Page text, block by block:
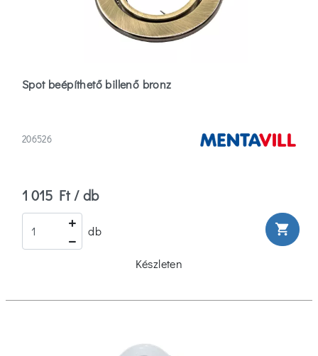
Spot beépíthető billenő bronz
206526
1 015 Ft / db
db shopping_cart
Készleten